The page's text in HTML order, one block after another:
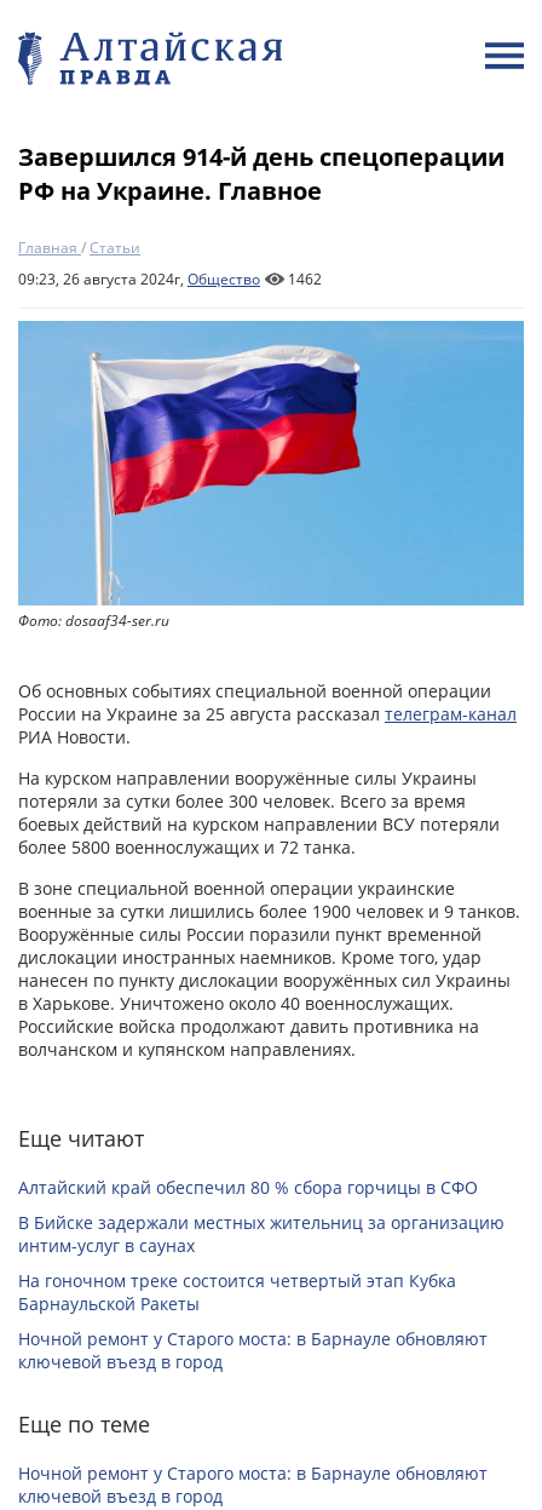
Завершился 914-й день спецоперации
РФ на Украине. Главное
Главная /Статьи
09:23, 26 августа 2024г, Общество 1462
Фото: dosaaf34-ser.ru
Об основных событиях специальной военной операции
России на Украине за 25 августа рассказал телеграм-канал
РИА Новости.
На курском направлении вооружённые силы Украины
потеряли за сутки более 300 человек. Всего за время
боевых действий на курском направлении ВСУ потеряли
более 5800 военнослужащих и 72 танка.
В зоне специальной военной операции украинские
военные за сутки лишились более 1900 человек и 9 танков.
Вооружённые силы России поразили пункт временной
дислокации иностранных наемников. Кроме того, удар
нанесен по пункту дислокации вооружённых сил Украины
в Харькове. Уничтожено около 40 военнослужащих.
Российские войска продолжают давить противника на
волчанском и купянском направлениях.
Еще читают
Алтайский край обеспечил 80 % сбора горчицы в СФО
В Бийске задержали местных жительниц за организацию
интим-услуг в саунах
На гоночном треке состоится четвертый этап Кубка
Барнаульской Ракеты
Ночной ремонт у Старого моста: в Барнауле обновляют
ключевой въезд в город
Еще по теме
Ночной ремонт у Старого моста: в Барнауле обновляют
ключевой въезд в город